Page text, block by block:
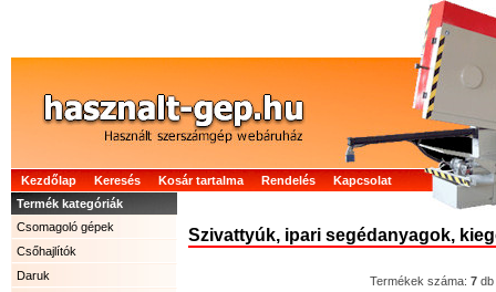
Kezdőlap Keresés Kosár tartalma Rendelés
Kapcsolat
Termék kategóriák
Csomagoló gépek
Csőhajlítók
Daruk
Szivattyúk, ipari segédanyagok,
Termékek száma: 7 db